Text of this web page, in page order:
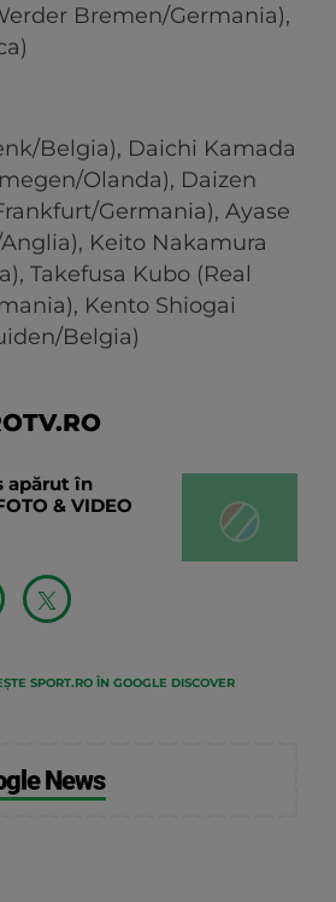
Bremen/Germania),
Belgia), Daichi Kamada
Olanda), Daizen
Germania), Ayase
Keito Nakamura
Takefusa Kubo (Real
Kento Shiogai
Belgia)
apărut în
& VIDEO
SPORT.RO ÎN GOOGLE DISCOVER
News